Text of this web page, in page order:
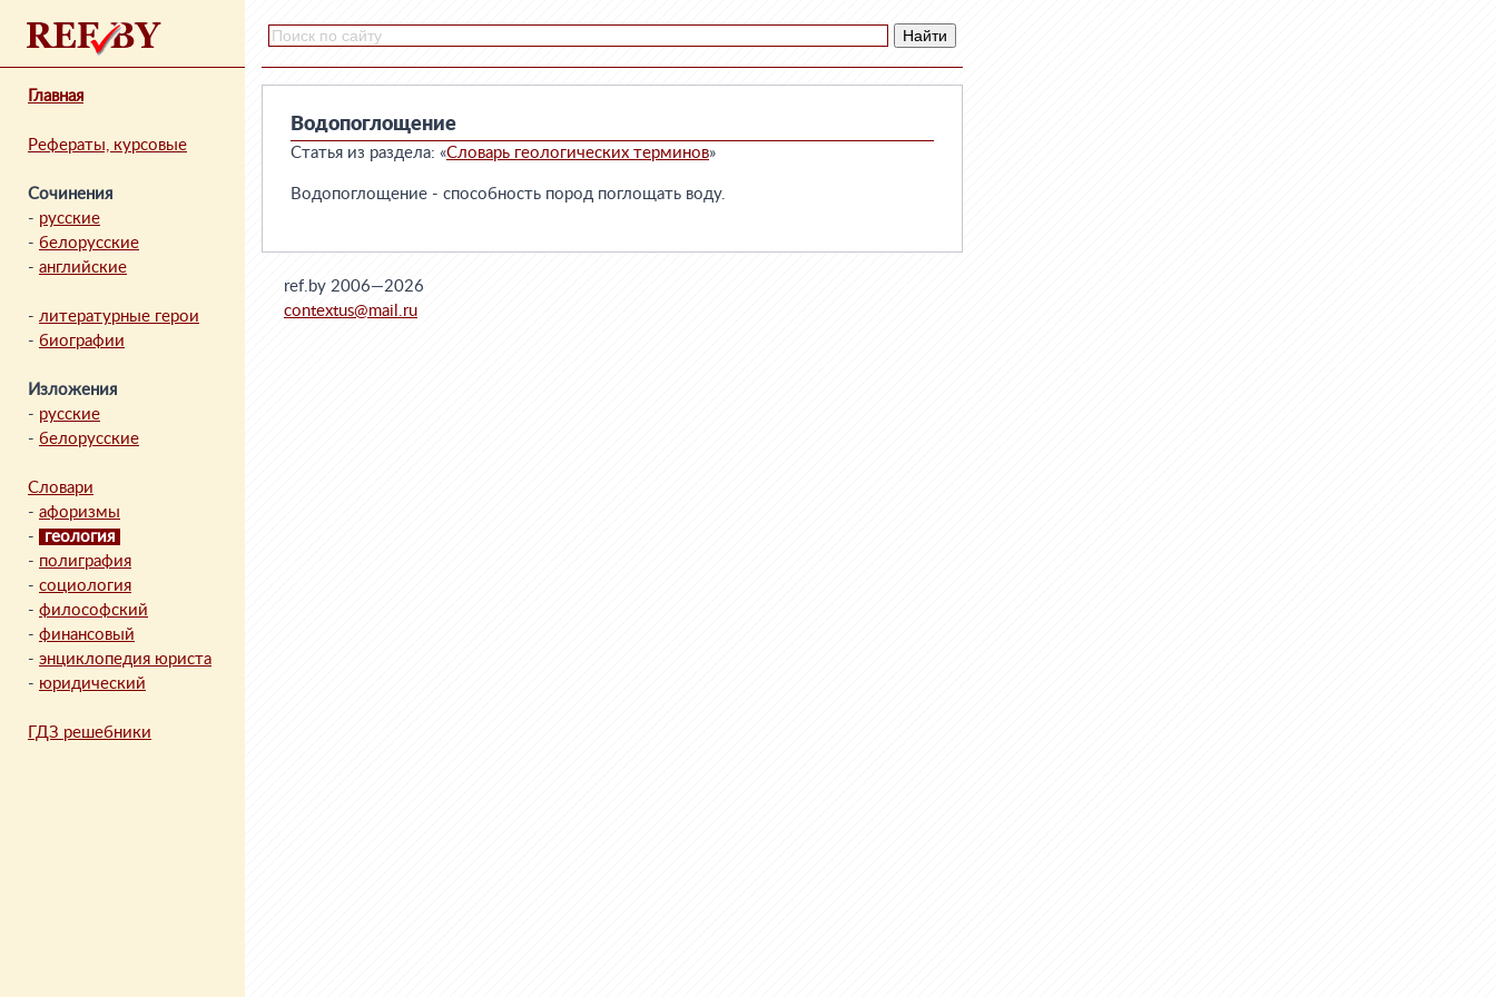
Главная
Рефераты, курсовые
Сочинения
- русские
- белорусские
- английские
- литературные герои
- биографии
Изложения
- русские
- белорусские
Словари
- афоризмы
-
геология
- полиграфия
- социология
- философский
- финансовый
- энциклопедия юриста
- юридический
ГДЗ решебники
Водопоглощение
Статья из раздела: «Словарь геологических терминов»
Водопоглощение - способность пород поглощать воду.
ref.by 2006—2026
contextus@mail.ru